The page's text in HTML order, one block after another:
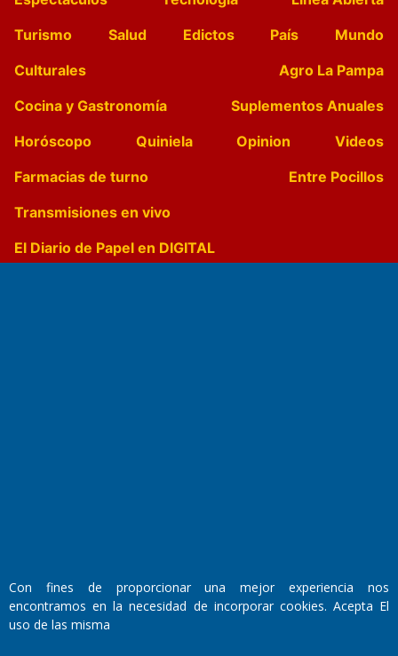
Turismo
Salud Edictos País
Mundo
Culturales
Agro La Pampa
Cocina y Gastronomía
Suplementos Anuales
Horóscopo
Quiniela Opinion
Videos
Farmacias de turno
Entre Pocillos
Transmisiones en vivo
El Diario de Papel en DIGITAL
Director Periodístico:
Walter René Goñi
Con fines de proporcionar una mejor experiencia nos
encontramos en la necesidad de incorporar cookies. Acepta El
uso de las misma